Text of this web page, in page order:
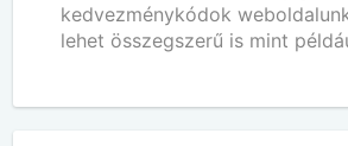
kedvezménykódok
lehet összegszerű is mint